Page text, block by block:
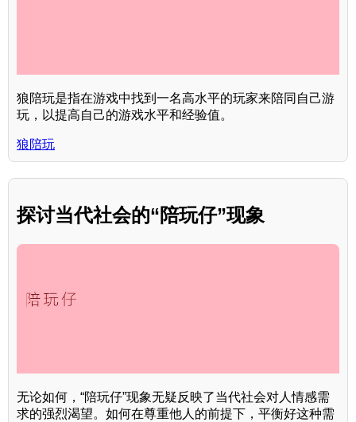
狼陪玩是指在游戏中找到一名高水平的玩家来陪同自己游
玩，以提高自己的游戏水平和经验值。
狼陪玩
探讨当代社会的“陪玩仔”现象
无论如何，“陪玩仔”现象无疑反映了当代社会对人情感需
求的强烈渴望。如何在尊重他人的前提下，平衡好这种需